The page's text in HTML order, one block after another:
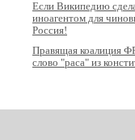
Если Википедию
иноагентом для
Россия!
Правящая коалиция
слово "раса" из